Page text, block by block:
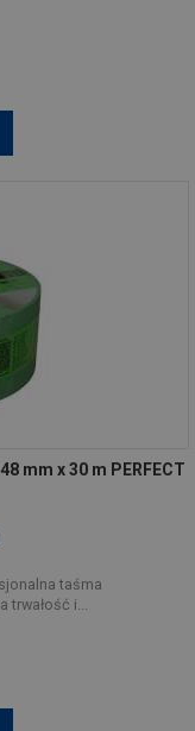
mm x 30 m PERFECT
taśma
trwałość i...